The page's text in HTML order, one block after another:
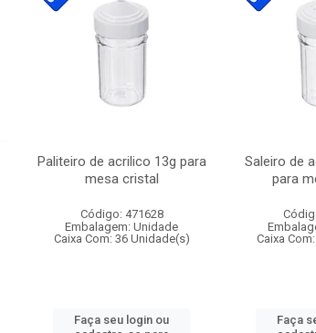
Paliteiro de acrilico 13g para
mesa cristal
Código: 471628
Embalagem: Unidade
Caixa Com: 36 Unidade(s)
Faça seu login ou
Saleiro de
para
Caixa
Faça